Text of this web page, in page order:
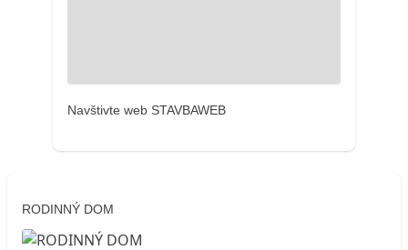
Navštivte web STAVBAWEB
RODINNÝ DOM